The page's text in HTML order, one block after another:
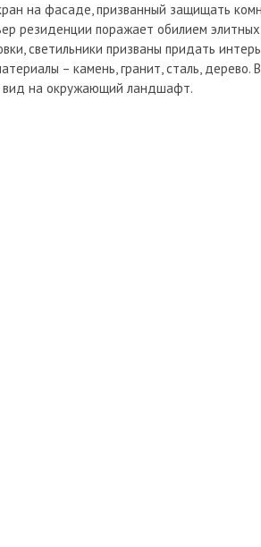
на фасаде, призванный защищать
резиденции поражает обилием
светильники призваны придать
– камень, гранит, сталь,
на окружающий ландшафт.